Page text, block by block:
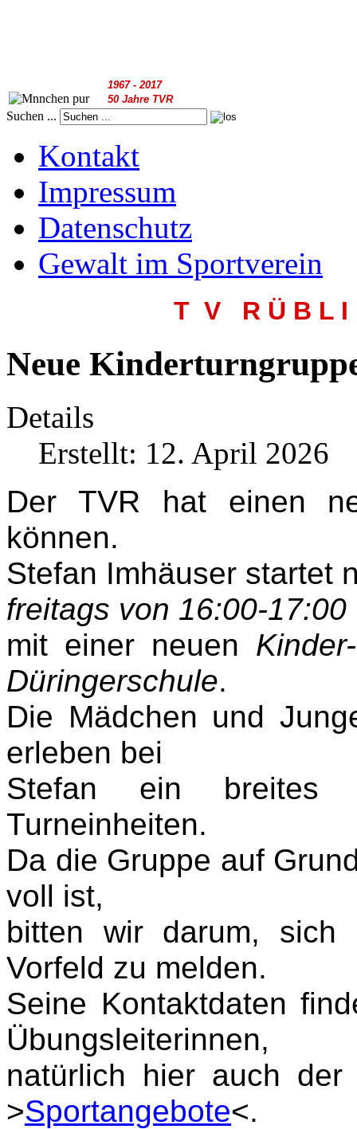
1967 - 2017
50 Jahre TVR
Suchen ...
Kontakt
Impressum
Datenschutz
Gewalt im Sportverein
T V R Ü B L
Neue
Details
Erstellt: 12. April 2026
Der TVR hat einen
können.
Stefan Imhäuser startet
freitags von 16:00-17:00
mit einer neuen
Düringerschule.
Die Mädchen und
erleben bei
Stefan ein breites
Turneinheiten.
Da die Gruppe auf
voll ist,
bitten wir darum, sich
Vorfeld zu melden.
Seine Kontaktdaten
Übungsleiterinnen,
natürlich hier auch
>Sportangebote<.